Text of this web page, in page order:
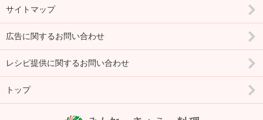
サイトマップ
広告に関するお問い合わせ
レシピ提供に関するお問い合わせ
トップ